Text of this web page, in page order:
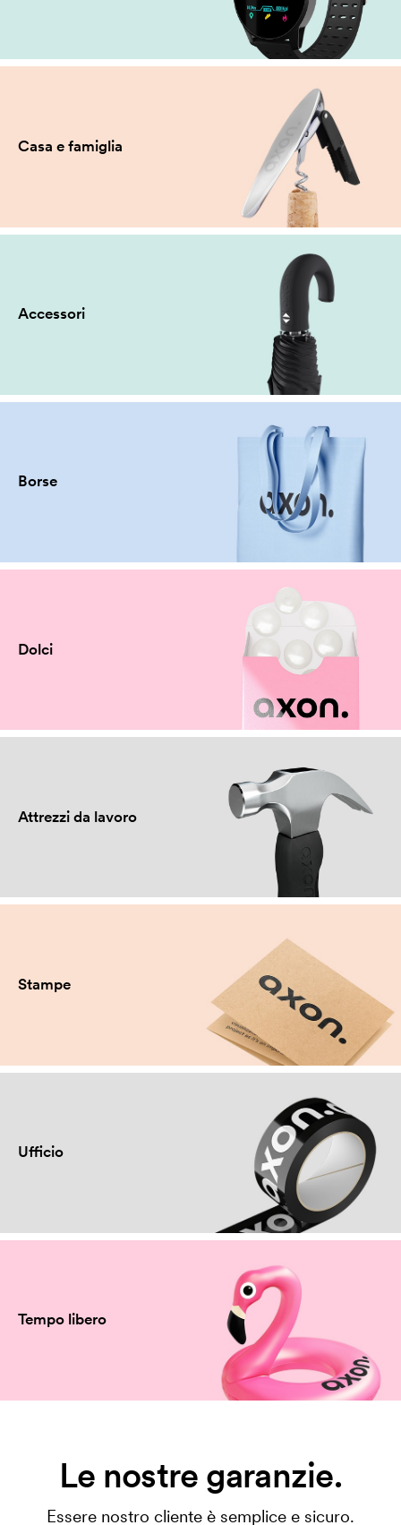
Casa e famiglia
Accessori
Borse
Dolci
Attrezzi da lavoro
Stampe
Ufficio
Tempo libero
Le nostre garanzie.
Essere nostro cliente è semplice e sicuro.